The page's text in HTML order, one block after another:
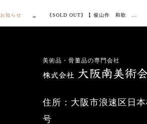
お知らせ
美術品・骨董品の専門会社
住所：大阪市浪速区日
号